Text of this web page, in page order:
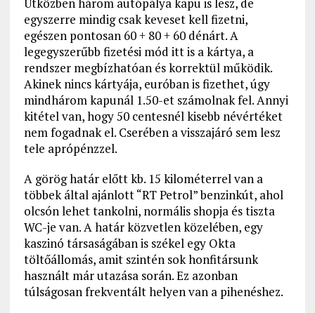
Útközben három autópálya kapu is lesz, de
egyszerre mindig csak keveset kell fizetni,
egészen pontosan 60 + 80 + 60 dénárt. A
legegyszerűbb fizetési mód itt is a kártya, a
rendszer megbízhatóan és korrektül működik.
Akinek nincs kártyája, euróban is fizethet, úgy
mindhárom kapunál 1.50-et számolnak fel. Annyi
kitétel van, hogy 50 centesnél kisebb névértéket
nem fogadnak el. Cserében a visszajáró sem lesz
tele aprópénzzel.
A görög határ előtt kb. 15 kilométerrel van a
többek által ajánlott “RT Petrol” benzinkút, ahol
olcsón lehet tankolni, normális shopja és tiszta
WC-je van. A határ közvetlen közelében, egy
kaszinó társaságában is székel egy Okta
töltőállomás, amit szintén sok honfitársunk
használt már utazása során. Ez azonban
túlságosan frekventált helyen van a pihenéshez.